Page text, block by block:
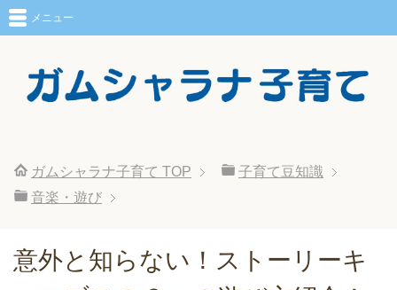
メニュー
ガムシャラナ子育て TOP
子育て豆知識
音楽・遊び
意外と知らない！ストーリーキ